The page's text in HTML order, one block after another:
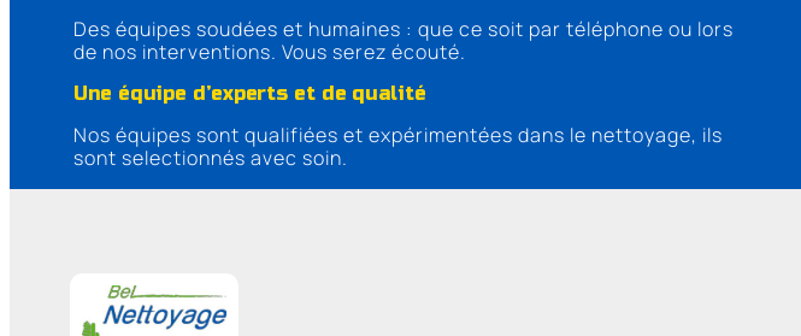
Des équipes soudées et humaines : que ce soit par téléphone ou lors
de nos interventions. Vous serez écouté.
Une équipe d’experts et de qualité
Nos équipes sont qualifiées et expérimentées dans le nettoyage, ils
sont selectionnés avec soin.